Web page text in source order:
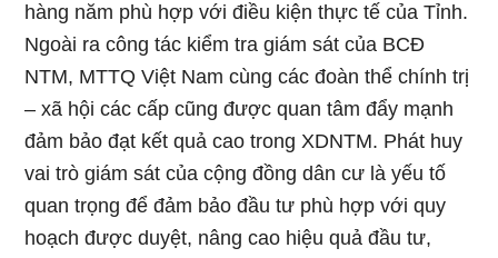
hàng năm phù hợp với điều kiện thực tế của Tỉnh.
Ngoài ra công tác kiểm tra giám sát của BCĐ
NTM, MTTQ Việt Nam cùng các đoàn thể chính trị
– xã hội các cấp cũng được quan tâm đẩy mạnh
đảm bảo đạt kết quả cao trong XDNTM. Phát huy
vai trò giám sát của cộng đồng dân cư là yếu tố
quan trọng để đảm bảo đầu tư phù hợp với quy
hoạch được duyệt, nâng cao hiệu quả đầu tư,